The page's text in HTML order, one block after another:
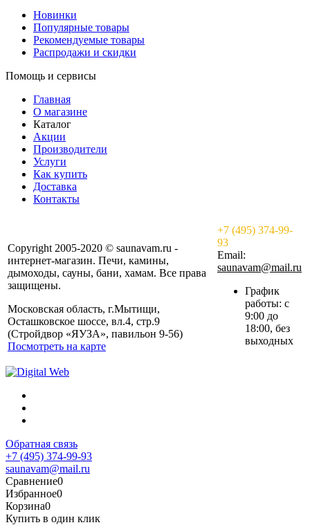
Новинки
Популярные товары
Рекомендуемые товары
Распродажи и скидки
Помощь и сервисы
Главная
О магазине
Каталог
Акции
Производители
Услуги
Как купить
Доставка
Контакты
Copyright 2005-2020 © saunavam.ru -
интернет-магазин. Печи, камины,
дымоходы, сауны, бани, хамам. Все права
защищены.
Московская область, г.Мытищи,
Осташковское шоссе, вл.4, стр.9
(Стройдвор «ЯУЗА», павильон 9-56)
Посмотреть на карте
+7 (495) 374-99-
93
Email:
saunavam@mail.ru
График
работы: с
9:00 до
18:00, без
выходных
Обратная связь
+7 (495) 374-99-93
saunavam@mail.ru
Сравнение0
Избранное0
Корзина0
Купить в один клик